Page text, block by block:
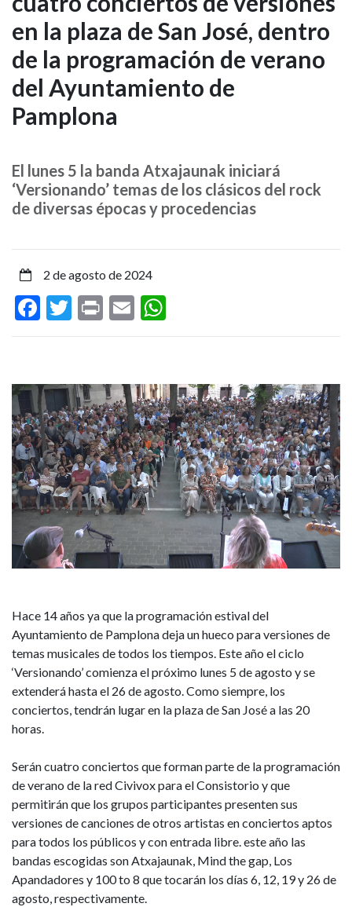
lunes
arranca
el
ciclo
cuatro
conciertos
versiones
en
plaza
de
San
José,
dentro
de
programación
de
verano
del
de
Pamplona
en la plaza de San José, dentro
de la programación de verano
del Ayuntamiento de
Pamplona
El lunes 5 la banda Atxajaunak iniciará
‘Versionando’ temas de los clásicos del rock
de diversas épocas y procedencias
2 de agosto de 2024
Facebook
Twitter
PrintEmail
Hace 14 años ya que la programación estival del
Ayuntamiento de Pamplona deja un hueco para versiones de
temas musicales de todos los tiempos. Este año el ciclo
‘Versionando’ comienza el próximo lunes 5 de agosto y se
extenderá hasta el 26 de agosto. Como siempre, los
conciertos, tendrán lugar en la plaza de San José a las 20
horas.
Serán cuatro conciertos que forman parte de la programación
de verano de la red Civivox para el Consistorio y que
permitirán que los grupos participantes presenten sus
versiones de canciones de otros artistas en conciertos aptos
para todos los públicos y con entrada libre. este año las
bandas escogidas son Atxajaunak, Mind the gap, Los
Apandadores y 100 to 8 que tocarán los días 6, 12, 19 y 26 de
agosto, respectivamente.